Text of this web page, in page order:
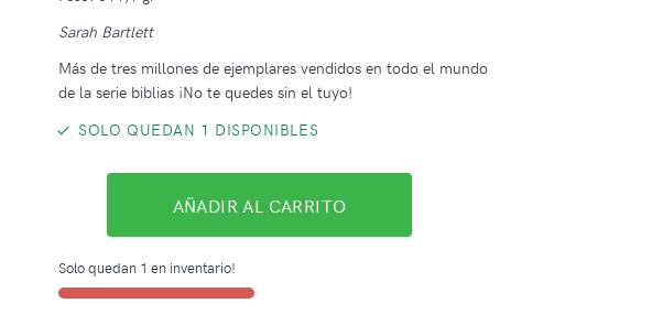
Sarah Bartlett
Más de tres millones de ejemplares vendidos en todo el mundo
de la serie biblias ¡No te quedes sin el tuyo!
SOLO QUEDAN 1 DISPONIBLES
AÑADIR AL CARRITO
Solo quedan 1 en inventario!